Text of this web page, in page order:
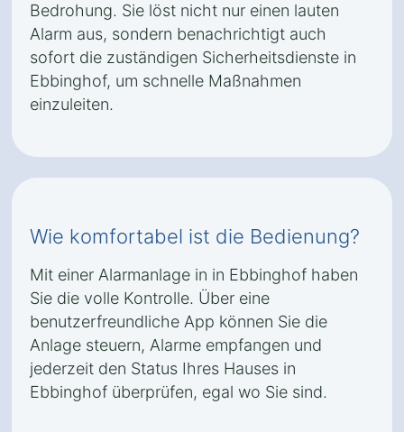
Bedrohung. Sie löst nicht nur einen lauten
Alarm aus, sondern benachrichtigt auch
sofort die zuständigen Sicherheitsdienste in
Ebbinghof, um schnelle Maßnahmen
einzuleiten.
Wie komfortabel ist die Bedienung?
Mit einer Alarmanlage in in Ebbinghof haben
Sie die volle Kontrolle. Über eine
benutzerfreundliche App können Sie die
Anlage steuern, Alarme empfangen und
jederzeit den Status Ihres Hauses in
Ebbinghof überprüfen, egal wo Sie sind.